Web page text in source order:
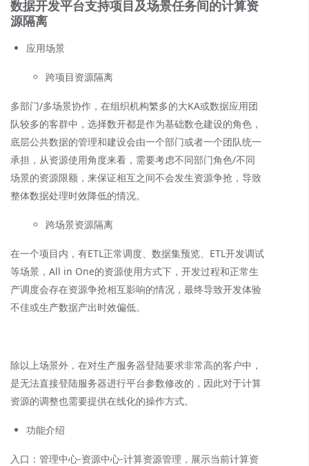
数据开发平台支持项目及场景任务间的计算资
源隔离
应用场景
跨项目资源隔离
多部门/多场景协作，在组织机构繁多的大KA或数据应用团
队较多的客群中，选择数开都是作为基础数仓建设的角色，
底层公共数据的管理和建设会由一个部门或者一个团队统一
承担，从资源使用角度来看，需要考虑不同部门角色/不同
场景的资源限额，来保证相互之间不会发生资源争抢，导致
整体数据处理时效降低的情况。
跨场景资源隔离
在一个项目内，有ETL正常调度、数据集预览、ETL开发调试
等场景，All in One的资源使用方式下，开发过程和正常生
产调度会存在资源争抢相互影响的情况，最终导致开发体验
不佳或生产数据产出时效偏低。
除以上场景外，在对生产服务器登陆要求非常高的客户中，
是无法直接登陆服务器进行平台参数修改的，因此对于计算
资源的调整也需要提供在线化的操作方式。
功能介绍
入口：管理中心-资源中心-计算资源管理，展示当前计算资